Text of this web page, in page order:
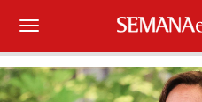
Suscríbase